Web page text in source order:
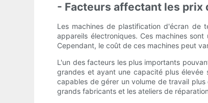
- Facteurs affectant les prix
Les machines de plastification d'écran de
appareils électroniques. Ces machines
Cependant, le coût de ces machines peut
L'un des facteurs les plus importants
grandes et ayant une capacité plus élevée
capables de gérer un volume de travail
grands fabricants et les ateliers de